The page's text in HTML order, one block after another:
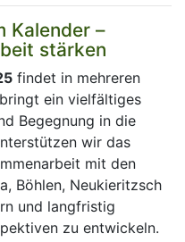
Kalender –
stärken
findet in mehreren
ein vielfältiges
Begegnung in die
wir das
mit den
Böhlen, Neukieritzsch
und langfristig
zu entwickeln.